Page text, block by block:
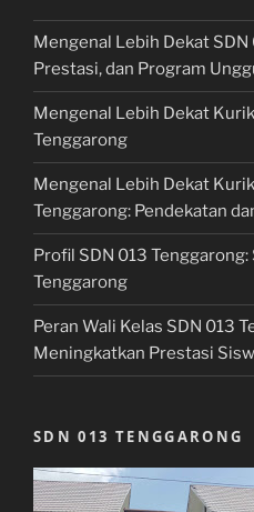
Mengenal Lebih Dekat
Prestasi, dan Program
Mengenal Lebih Dekat
Tenggarong
Mengenal Lebih Dekat
Tenggarong: Pendekatan
Profil SDN 013
Tenggarong
Peran Wali Kelas SDN 013
Meningkatkan Prestasi
SDN 013 TENGGARONG